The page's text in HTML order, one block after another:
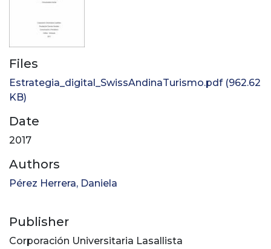
Files
Estrategia_digital_SwissAndinaTurismo.pdf(962.62
KB)
Date
2017
Authors
Pérez Herrera, Daniela
Publisher
Corporación Universitaria Lasallista